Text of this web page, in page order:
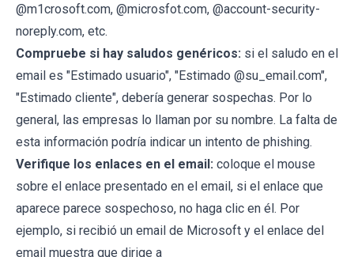
@m1crosoft.com, @microsfot.com, @account-security-
noreply.com, etc.
Compruebe si hay saludos genéricos: si el saludo en el
email es "Estimado usuario", "Estimado @su_email.com",
"Estimado cliente", debería generar sospechas. Por lo
general, las empresas lo llaman por su nombre. La falta de
esta información podría indicar un intento de phishing.
Verifique los enlaces en el email: coloque el mouse
sobre el enlace presentado en el email, si el enlace que
aparece parece sospechoso, no haga clic en él. Por
ejemplo, si recibió un email de Microsoft y el enlace del
email muestra que dirige a